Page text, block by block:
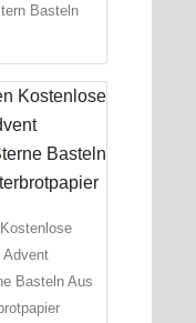
Basteln
Advent
Basteln Aus